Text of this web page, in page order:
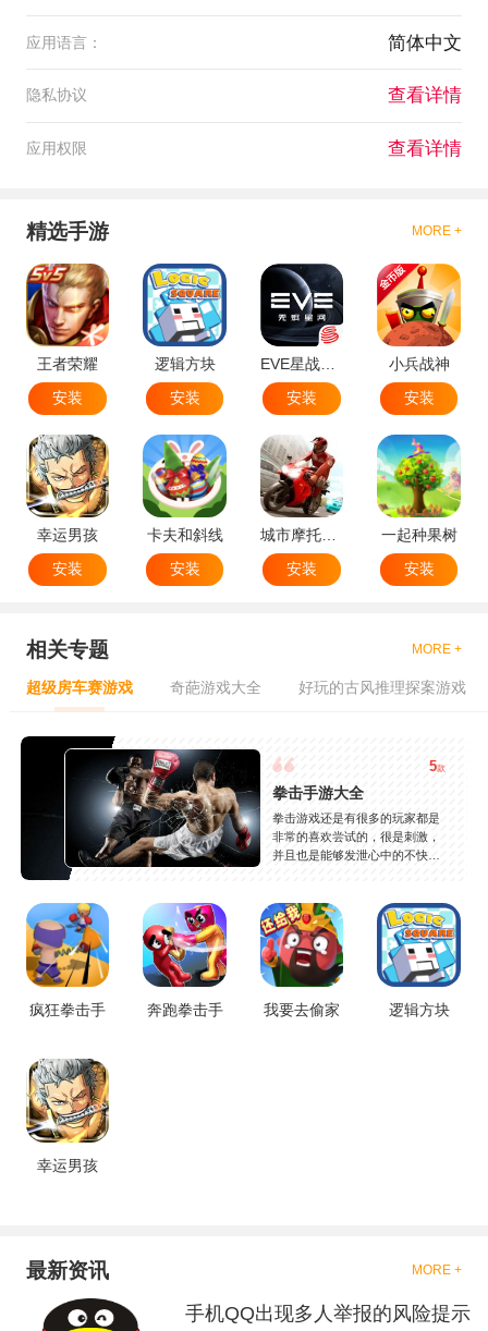
应用语言： 简体中文
隐私协议 查看详情
应用权限 查看详情
精选手游 MORE +
王者荣耀
安装
逻辑方块
安装
EVE星战前夜无烬星河
安装
小兵战神
安装
幸运男孩
安装
卡夫和斜线
安装
城市摩托特技
安装
一起种果树
安装
相关专题 MORE +
超级房车赛游戏 奇葩游戏大全 好玩的古风推理探案游戏
5款
拳击手游大全
拳击游戏还是有很多的玩家都是
非常的喜欢尝试的，很是刺激，
并且也是能够发泄心中的不快
是一些格斗的游戏，其实是非常
的有趣，也是相当的刺激的，游
戏中是有一些不同的场景都是能
够去进行体验的，我们也是能够
去刺激的进行对战的，小编现在
就是收集了一些有意思的拳击游
戏，相信你们一定会喜欢的。
疯狂拳击手 奔跑拳击手 我要去偷家 逻辑方块
幸运男孩
最新资讯 MORE +
手机QQ出现多人举报的风险提示